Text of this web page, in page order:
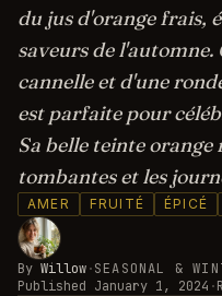
du jus d'orange frais,
saveurs de
cannelle et d'une
est parfaite pour
Sa belle teinte orange
tombantes et les
AMER FRUITÉ ÉPICÉ
By Willow·SEASONAL &
Published January 1, 2024 ·